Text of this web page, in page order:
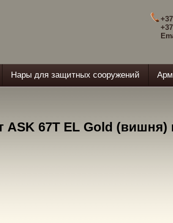
Нары для защитных сооружений
ASK 67T EL Gold (вишня)